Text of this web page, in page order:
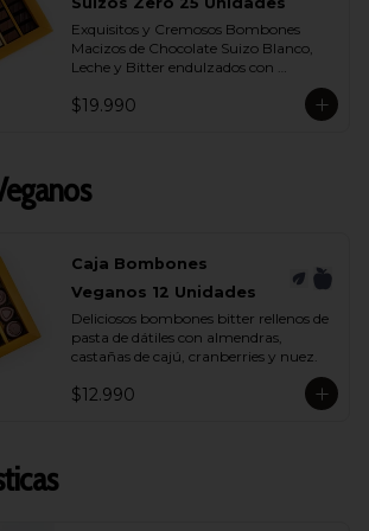
Exquisitos y Cremosos Bombones
Macizos de Chocolate Suizo Blanco,
Leche y Bitter endulzados con
$19.990
Caja Bombones
Veganos 12 Unidades
Deliciosos bombones bitter rellenos de
pasta de dátiles con almendras,
castañas de cajú, cranberries y nuez.
$12.990